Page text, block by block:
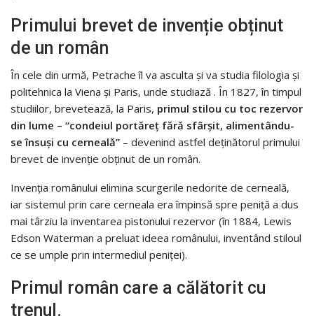
Primului brevet de invenție obținut
de un român
În cele din urmă, Petrache îl va asculta și va studia filologia și
politehnica la Viena și Paris, unde studiază . În 1827, în timpul
studiilor, brevetează, la Paris, primul stilou cu toc rezervor
din lume – “condeiul portăreț fără sfârșit, alimentându-
se însuși cu cerneală” – devenind astfel deținătorul primului
brevet de invenție obținut de un român.
Invenția românului elimina scurgerile nedorite de cerneală,
iar sistemul prin care cerneala era împinsă spre peniță a dus
mai târziu la inventarea pistonului rezervor (în 1884, Lewis
Edson Waterman a preluat ideea românului, inventând stiloul
ce se umple prin intermediul peniței).
Primul român care a călătorit cu
trenul.